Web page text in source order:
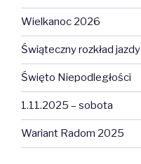
Wielkanoc 2026
Świąteczny rozkład jazdy
Święto Niepodległości
1.11.2025 – sobota
Wariant Radom 2025